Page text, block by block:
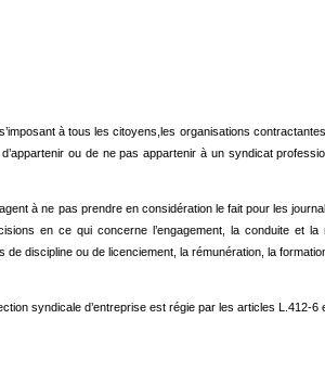
à tous les citoyens,les organisations
d’appartenir ou de ne pas appartenir à un syndicat
à ne pas prendre en considération le fait pour les
en ce qui concerne l’engagement, la conduite et la
de discipline ou de licenciement, la rémunération, la
syndicale d’entreprise est régie par les articles L.412-6